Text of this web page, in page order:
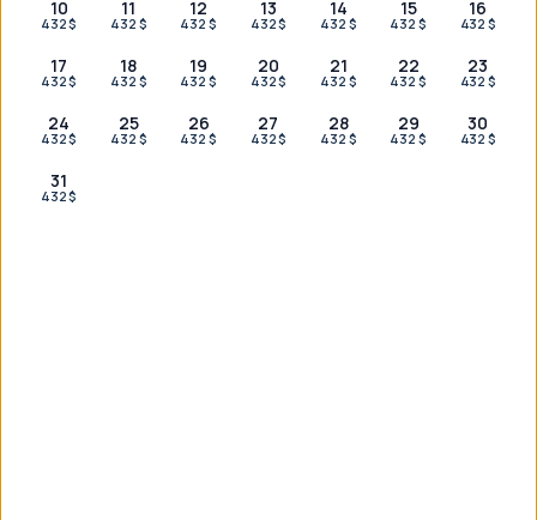
10
432 $
11
432 $
12
432 $
13
432 $
14
432 $
15
432 $
16
432 $
17
432 $
18
432 $
19
432 $
20
432 $
21
432 $
22
432 $
23
432 $
24
432 $
25
432 $
26
432 $
27
432 $
28
432 $
29
432 $
30
432 $
31
432 $
I NOSTRI PARTNER